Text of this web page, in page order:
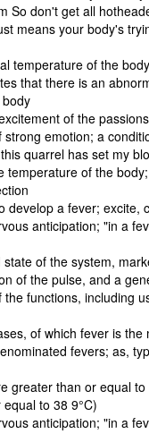
So don't get all
means your body's
temperature of the
that there is an
of the
strong emotion; a
quarrel has set my
temperature of the
develop a fever; excite,
anticipation; "in a
state of the system,
of the pulse, and a
functions, including
of which fever is the
fevers; as,
greater than or equal to
to 38 9°C)
anticipation; "in a